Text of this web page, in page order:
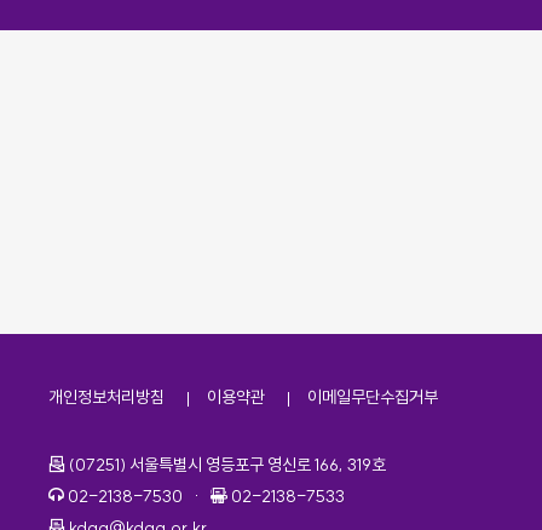
개인정보처리방침 이용약관 이메일무단수집거부
주소
(07251) 서울특별시 영등포구 영신로 166, 319호
전화번호
02-2138-7530 · 팩스번호
02-2138-7533